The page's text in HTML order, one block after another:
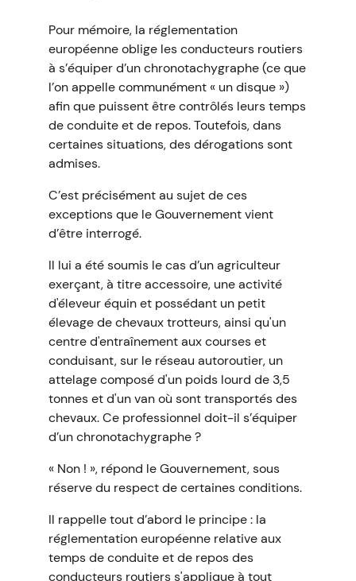
Pour mémoire, la réglementation
européenne oblige les conducteurs routiers
à s’équiper d’un chronotachygraphe (ce que
l’on appelle communément « un disque »)
afin que puissent être contrôlés leurs temps
de conduite et de repos. Toutefois, dans
certaines situations, des dérogations sont
admises.
C’est précisément au sujet de ces
exceptions que le Gouvernement vient
d’être interrogé.
Il lui a été soumis le cas d’un agriculteur
exerçant, à titre accessoire, une activité
d'éleveur équin et possédant un petit
élevage de chevaux trotteurs, ainsi qu'un
centre d'entraînement aux courses et
conduisant, sur le réseau autoroutier, un
attelage composé d'un poids lourd de 3,5
tonnes et d'un van où sont transportés des
chevaux. Ce professionnel doit-il s’équiper
d’un chronotachygraphe ?
« Non ! », répond le Gouvernement, sous
réserve du respect de certaines conditions.
Il rappelle tout d’abord le principe : la
réglementation européenne relative aux
temps de conduite et de repos des
conducteurs routiers s'applique à tout